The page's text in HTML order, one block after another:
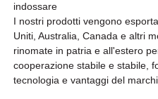
indossare
I nostri prodotti vengono
Uniti, Australia, Canada e altri
rinomate in patria e all'estero
cooperazione stabile e stabile,
tecnologia e vantaggi del